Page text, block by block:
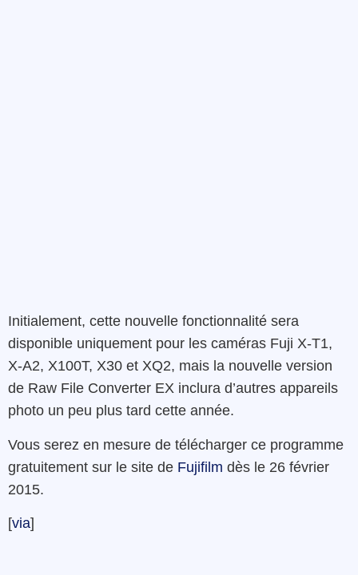
Initialement, cette nouvelle fonctionnalité sera
disponible uniquement pour les caméras Fuji X-T1,
X-A2, X100T, X30 et XQ2, mais la nouvelle version
de Raw File Converter EX inclura d’autres appareils
photo un peu plus tard cette année.
Vous serez en mesure de télécharger ce programme
gratuitement sur le site de Fujifilm dès le 26 février
2015.
[via]